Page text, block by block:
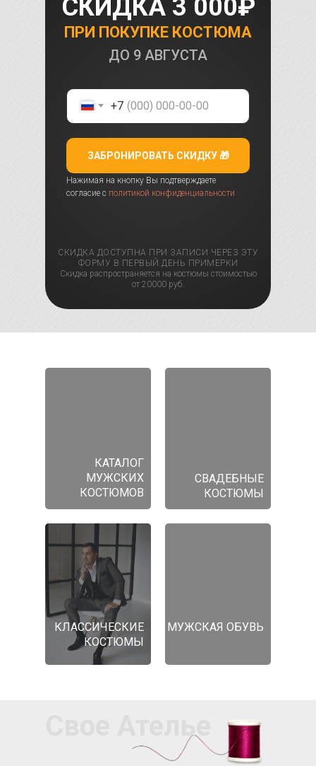
ПРИ ПОКУПКЕ КОСТЮМА
СКИДКА 3 000₽
СКИДКА ДОСТУПНА ПРИ ЗАПИСИ ЧЕРЕЗ ЭТУ
ФОРМУ В ПЕРВЫЙ ДЕНЬ ПРИМЕРКИ
Скидка распространяется на костюмы стоимостью
от 20000 руб.
ДО 9 АВГУСТА
+7
ЗАБРОНИРОВАТЬ СКИДКУ 🎁
Нажимая на кнопку Вы подтверждаете
согласие с политикой конфиденциальности
КАТАЛОГ
МУЖСКИХ
КОСТЮМОВ
СВАДЕБНЫЕ
КОСТЮМЫ
КЛАССИЧЕСКИЕ
КОСТЮМЫ
МУЖСКАЯ ОБУВЬ
Свое Ателье